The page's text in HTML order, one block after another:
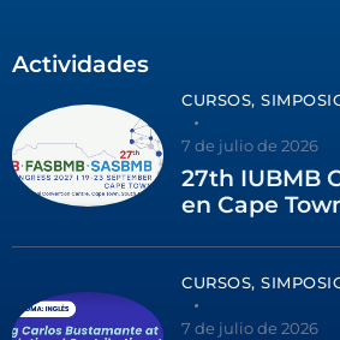
Actividades
CURSOS,
7 de julio de 2026
27th IUBMB
en Cape
CURSOS,
7 de julio de 2026